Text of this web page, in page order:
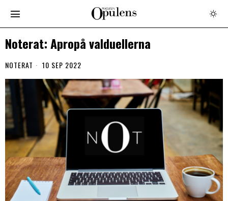
Noterat: Apropå valduellerna
NOTERAT 10 SEP 2022